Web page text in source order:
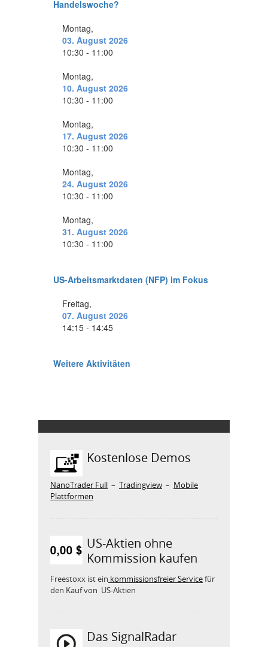
Kostenlose Demos
NanoTrader Full – Tradingview – Mobile
Plattformen
US-Aktien ohne
Kommission kaufen
Freestoxx ist ein kommissionsfreier Servicefür
den Kauf von US-Aktien
Das SignalRadar